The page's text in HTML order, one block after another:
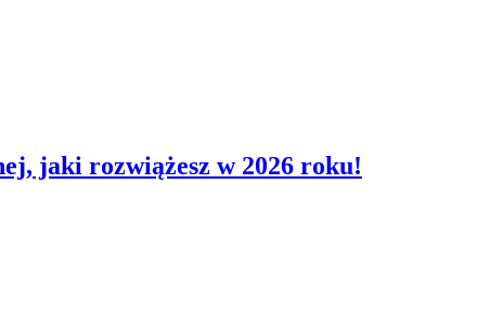
jaki rozwiążesz w 2026 roku!